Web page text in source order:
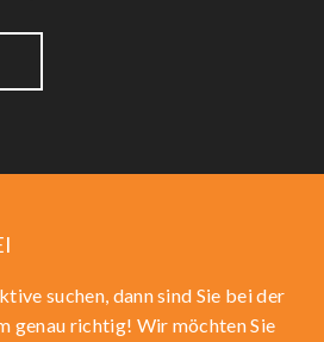
suchen, dann sind Sie bei der
genau richtig! Wir möchten Sie